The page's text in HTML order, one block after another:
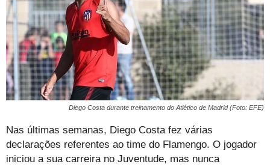
Diego Costa durante treinamento do Atlético de Madrid (Foto: EFE)
Nas últimas semanas, Diego Costa fez várias
declarações referentes ao time do Flamengo. O jogador
iniciou a sua carreira no Juventude, mas nunca